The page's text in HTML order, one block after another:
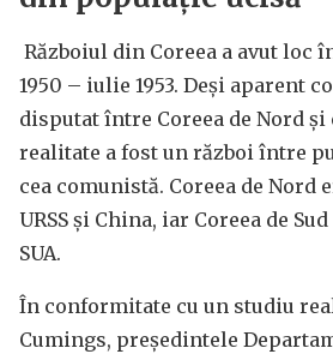
Războiul din Coreea a avut loc
1950 – iulie 1953. Deși aparent
disputat între Coreea de Nord și
realitate a fost un război între
cea comunistă. Coreea de Nord
URSS și China, iar Coreea de
SUA.
În conformitate cu un studiu
Cumings, președintele